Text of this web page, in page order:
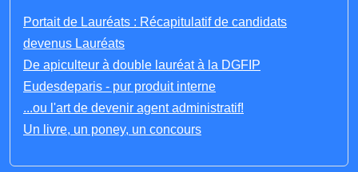
Portait de Lauréats : Récapitulatif de candidats
devenus Lauréats
De apiculteur à double lauréat à la DGFIP
Eudesdeparis - pur produit interne
...ou l'art de devenir agent administratif!
Un livre, un poney, un concours